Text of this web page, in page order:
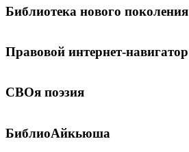
Библиотека нового поколения
Правовой интернет-навигатор
СВОя поэзия
БиблиоАйкьюша